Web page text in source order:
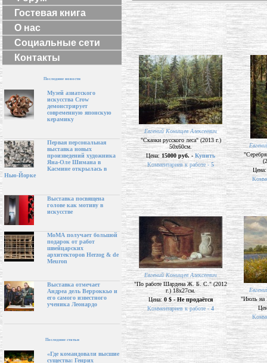
Гостевая книга
О нас
Социальные сети
Контакты
Последние новости
Музей азиатского
искусства Crow
демонстрирует
современную японскую
керамику
Первая персональная
выставка новых
произведений художника
Яна-Оле Шимана в
Касмине открылась в
Нью-Йорке
Выставка посвящена
голове как мотиву в
искусстве
МоМА получает большой
подарок от работ
швейцарских
архитекторов Herzog & de
Meuron
Выставка отмечает
Андреа дель Верроккьо и
его самого известного
ученика Леонардо
Последние статьи
«Где командовали высшие
существа: Генрих
Евгений Конищев Алексеевич
"Сказки русского леса" (2013 г.)
50х60см.
Цена:15000 руб. - Купить
Комментариев к работе -5
Евгений Конищев Алексеевич
"По работе Шардена Ж. Б. С." (2012
г.) 18х27см.
Цена: 0 $ - Не продаётся
Комментариев к работе - 4
"Июль на